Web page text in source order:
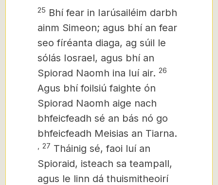
25 Bhí fear in Iarúsailéim darbh
ainm Simeon; agus bhí an fear
seo fíréanta diaga, ag súil le
sólás Iosrael, agus bhí an
Spiorad Naomh ina luí air. 26
Agus bhí foilsiú faighte ón
Spiorad Naomh aige nach
bhfeicfeadh sé an bás nó go
bhfeicfeadh Meisias an Tiarna.
27 Tháinig sé, faoi luí an
Spioraid, isteach sa teampall,
agus le linn dá thuismitheoirí